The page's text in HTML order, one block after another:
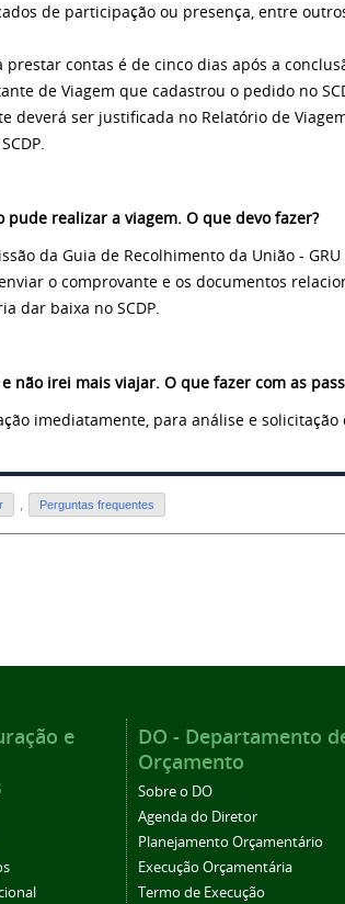
de participação ou presença, entre
prestar contas é de cinco dias após a
de Viagem que cadastrou o pedido no
deverá ser justificada no Relatório de
pude realizar a viagem. O que devo fazer?
da Guia de Recolhimento da União -
o comprovante e os documentos
dar baixa no SCDP.
não irei mais viajar. O que fazer com as
imediatamente, para análise e
Perguntas frequentes
e
DO - Departamento
Orçamento
Sobre o DO
Agenda do Diretor
Planejamento Orçamentário
Execução Orçamentária
Termo de Execução